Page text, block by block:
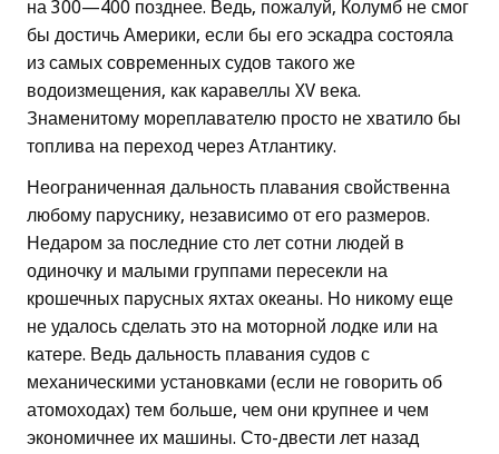
на 300—400 позднее. Ведь, пожалуй, Колумб не смог
бы достичь Америки, если бы его эскадра состояла
из самых современных судов такого же
водоизмещения, как каравеллы XV века.
Знаменитому мореплавателю просто не хватило бы
топлива на переход через Атлантику.
Неограниченная дальность плавания свойственна
любому паруснику, независимо от его размеров.
Недаром за последние сто лет сотни людей в
одиночку и малыми группами пересекли на
крошечных парусных яхтах океаны. Но никому еще
не удалось сделать это на моторной лодке или на
катере. Ведь дальность плавания судов с
механическими установками (если не говорить об
атомоходах) тем больше, чем они крупнее и чем
экономичнее их машины. Сто-двести лет назад